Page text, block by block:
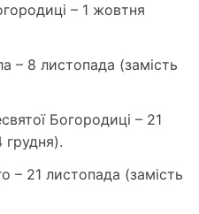
– 1 жовтня
– 8 листопада (замість
Богородиці – 21
грудня).
– 21 листопада (замість